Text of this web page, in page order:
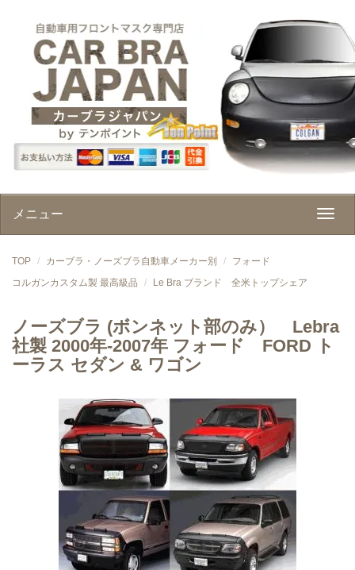
メニュー
TOP カーブラ・ノーズブラ自動車メーカー別
フォード
コルガンカスタム製 最高級品
Le Bra ブランド 全米トップシェア
ノーズブラ (ボンネット部のみ） Lebra
社製 2000年-2007年 フォード FORD ト
ーラス セダン & ワゴン